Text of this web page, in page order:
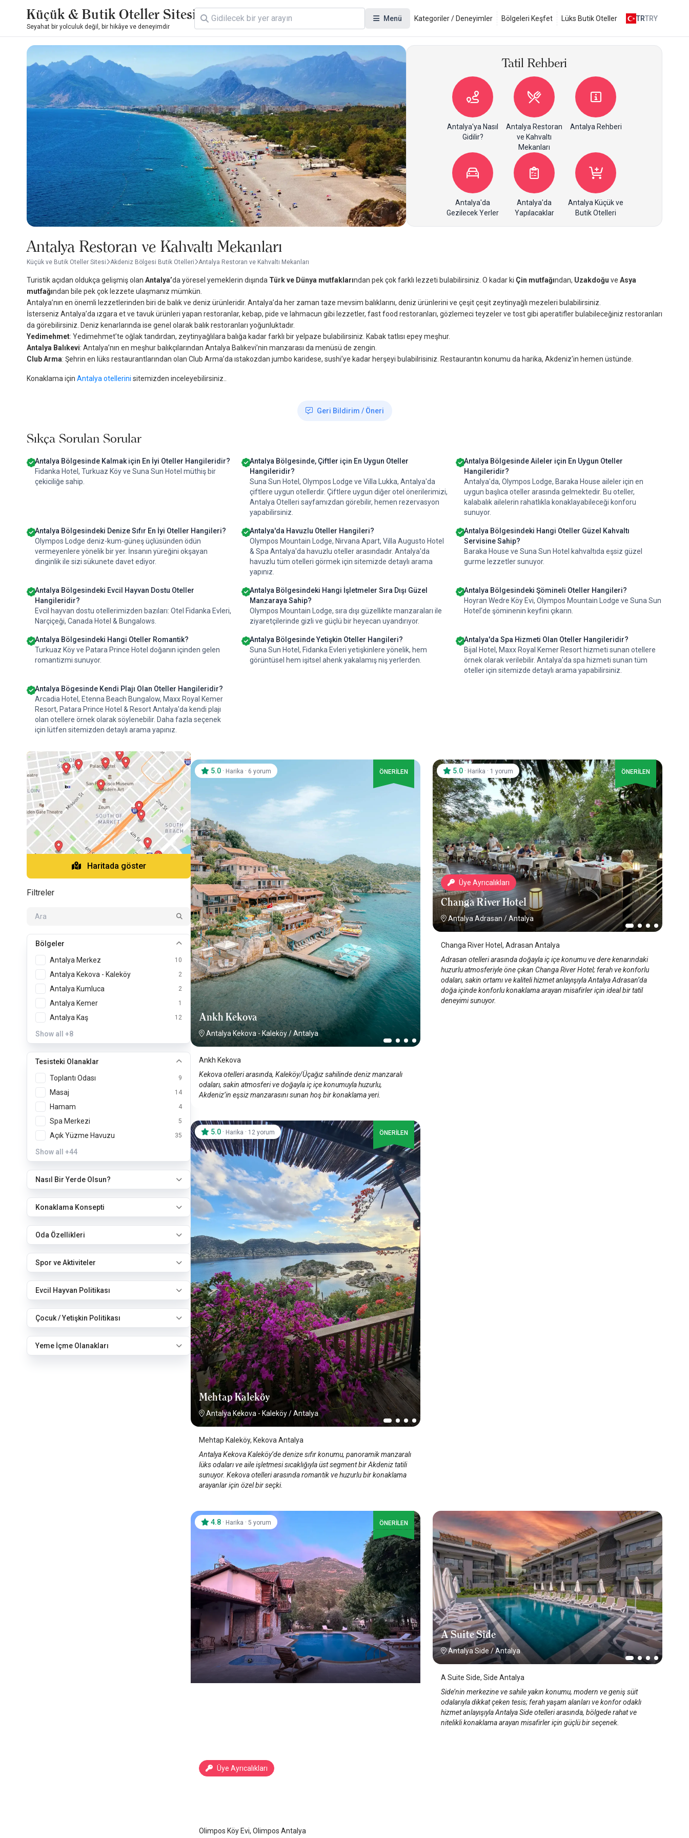
Küçük & Butik Oteller Sitesi
Seyahat bir yolculuk değil, bir hikâye ve deneyimdir
Menü Kategoriler / Deneyimler Bölgeleri Keşfet Lüks Butik Oteller TRTRY
Tatil Rehberi
Antalya'ya Nasıl
Gidilir?
Antalya Restoran
ve Kahvaltı
Mekanları
Antalya Rehberi
Antalya'da
Gezilecek Yerler
Antalya'da
Yapılacaklar
Antalya Küçük ve
Butik Otelleri
Antalya Restoran ve Kahvaltı Mekanları
Küçük ve Butik Oteller Sitesi Akdeniz Bölgesi Butik Otelleri Antalya Restoran ve Kahvaltı Mekanları
Turistik açıdan oldukça gelişmiş olan Antalya’da yöresel yemeklerin dışında Türk ve Dünya mutfaklarından pek çok farklı lezzeti bulabilirsiniz. O kadar ki Çin mutfağından, Uzakdoğu ve Asya
mutfağından bile pek çok lezzete ulaşmanız mümkün.
Antalya’nın en önemli lezzetlerinden biri de balık ve deniz ürünleridir. Antalya’da her zaman taze mevsim balıklarını, deniz ürünlerini ve çeşit çeşit zeytinyağlı mezeleri bulabilirsiniz.
İsterseniz Antalya’da ızgara et ve tavuk ürünleri yapan restoranlar, kebap, pide ve lahmacun gibi lezzetler, fast food restoranları, gözlemeci teyzeler ve tost gibi aperatifler bulabileceğiniz restoranları
da görebilirsiniz. Deniz kenarlarında ise genel olarak balık restoranları yoğunluktadır.
Yedimehmet: Yedimehmet’te oğlak tandırdan, zeytinyağlılara balığa kadar farklı bir yelpaze bulabilirsiniz. Kabak tatlısı epey meşhur.
Antalya Balıkevi: Antalya’nın en meşhur balıkçılarından Antalya Balıkevi’nin manzarası da menüsü de zengin.
Club Arma: Şehrin en lüks restaurantlarından olan Club Arma’da ıstakozdan jumbo karidese, sushi’ye kadar herşeyi bulabilrisiniz. Restaurantın konumu da harika, Akdeniz'in hemen üstünde.
Konaklama için Antalya otellerini sitemizden inceleyebilirsiniz..
Geri Bildirim / Öneri
Sıkça Sorulan Sorular
Antalya Bölgesinde Kalmak için En İyi Oteller Hangileridir?
Fidanka Hotel, Turkuaz Köy ve Suna Sun Hotel müthiş bir
çekiciliğe sahip.
Antalya Bölgesinde, Çiftler için En Uygun Oteller
Hangileridir?
Suna Sun Hotel, Olympos Lodge ve Villa Lukka, Antalya'da
çiftlere uygun otellerdir. Çiftlere uygun diğer otel önerilerimizi,
Antalya Otelleri sayfamızdan görebilir, hemen rezervasyon
yapabilirsiniz.
Antalya Bölgesinde Aileler için En Uygun Oteller
Hangileridir?
Antalya'da, Olympos Lodge, Baraka House aileler için en
uygun başlıca oteller arasında gelmektedir. Bu oteller,
kalabalık ailelerin rahatlıkla konaklayabileceği konforu
sunuyor.
Antalya Bölgesindeki Denize Sıfır En İyi Oteller Hangileri?
Olympos Lodge deniz-kum-güneş üçlüsünden ödün
vermeyenlere yönelik bir yer. İnsanın yüreğini okşayan
dinginlik ile sizi sükunete davet ediyor.
Antalya'da Havuzlu Oteller Hangileri?
Olympos Mountain Lodge, Nirvana Apart, Villa Augusto Hotel
& Spa Antalya'da havuzlu oteller arasındadır. Antalya'da
havuzlu tüm otelleri görmek için sitemizde detaylı arama
yapınız.
Antalya Bölgesindeki Hangi Oteller Güzel Kahvaltı
Servisine Sahip?
Baraka House ve Suna Sun Hotel kahvaltıda eşsiz güzel
gurme lezzetler sunuyor.
Antalya Bölgesindeki Evcil Hayvan Dostu Oteller
Hangileridir?
Evcil hayvan dostu otellerimizden bazıları: Otel Fidanka Evleri,
Narçiçeği, Canada Hotel & Bungalows.
Antalya Bölgesindeki Hangi İşletmeler Sıra Dışı Güzel
Manzaraya Sahip?
Olympos Mountain Lodge, sıra dışı güzellikte manzaraları ile
ziyaretçilerinde gizli ve güçlü bir heyecan uyandırıyor.
Antalya Bölgesindeki Şömineli Oteller Hangileri?
Hoyran Wedre Köy Evi, Olympos Mountain Lodge ve Suna Sun
Hotel'de şöminenin keyfini çıkarın.
Antalya Bölgesindeki Hangi Oteller Romantik?
Turkuaz Köy ve Patara Prince Hotel doğanın içinden gelen
romantizmi sunuyor.
Antalya Bölgesinde Yetişkin Oteller Hangileri?
Suna Sun Hotel, Fidanka Evleri yetişkinlere yönelik, hem
görüntüsel hem işitsel ahenk yakalamış niş yerlerden.
Antalya'da Spa Hizmeti Olan Oteller Hangileridir?
Bijal Hotel, Maxx Royal Kemer Resort hizmeti sunan otellere
örnek olarak verilebilir. Antalya'da spa hizmeti sunan tüm
oteller için sitemizde detaylı arama yapabilirsiniz.
Antalya Bögesinde Kendi Plajı Olan Oteller Hangileridir?
Arcadia Hotel, Etenna Beach Bungalow, Maxx Royal Kemer
Resort, Patara Prince Hotel & Resort Antalya'da kendi plajı
olan otellere örnek olarak söylenebilir. Daha fazla seçenek
için lütfen sitemizden detaylı arama yapınız.
Haritada göster
Filtreler
Bölgeler
Antalya Merkez
10
Antalya Kekova - Kaleköy 2
Antalya Kumluca 2
Antalya Kemer 1
Antalya Kaş 12
Show all +8
Tesisteki Olanaklar
Toplantı Odası
9
Masaj 14
Hamam 4
Spa Merkezi 5
Açık Yüzme Havuzu 35
Show all +44
Nasıl Bir Yerde Olsun?
Konaklama Konsepti
Oda Özellikleri
Spor ve Aktiviteler
Evcil Hayvan Politikası
Çocuk / Yetişkin Politikası
Yeme İçme Olanakları
Ankh Kekova
Antalya Kekova - Kaleköy/Antalya
5.0 · Harika · 6 yorum ÖNERİLEN
Ankh Kekova
Kekova otelleri arasında, Kaleköy/Üçağız sahilinde deniz manzaralı
odaları, sakin atmosferi ve doğayla iç içe konumuyla huzurlu,
Akdeniz’in eşsiz manzarasını sunan hoş bir konaklama yeri.
Üye Ayrıcalıkları
Changa River Hotel
Antalya Adrasan /Antalya
5.0 · Harika · 1 yorum ÖNERİLEN
Changa River Hotel, Adrasan Antalya
Adrasan otelleri arasında doğayla iç içe konumu ve dere kenarındaki
huzurlu atmosferiyle öne çıkan Changa River Hotel; ferah ve konforlu
odaları, sakin ortamı ve kaliteli hizmet anlayışıyla Antalya Adrasan’da
doğa içinde konforlu konaklama arayan misafirler için ideal bir tatil
deneyimi sunuyor.
Mehtap Kaleköy
Antalya Kekova - Kaleköy/Antalya
5.0 · Harika · 12 yorum ÖNERİLEN
Mehtap Kaleköy, Kekova Antalya
Antalya Kekova Kaleköy’de denize sıfır konumu, panoramik manzaralı
lüks odaları ve aile işletmesi sıcaklığıyla üst segment bir Akdeniz tatili
sunuyor. Kekova otelleri arasında romantik ve huzurlu bir konaklama
arayanlar için özel bir seçki.
Üye Ayrıcalıkları
4.8 · Harika · 5 yorum ÖNERİLEN
Olimpos Köy Evi, Olimpos Antalya
A Suite Side
Antalya Side/Antalya
A Suite Side, Side Antalya
Side’nin merkezine ve sahile yakın konumu, modern ve geniş süit
odalarıyla dikkat çeken tesis; ferah yaşam alanları ve konfor odaklı
hizmet anlayışıyla Antalya Side otelleri arasında, bölgede rahat ve
nitelikli konaklama arayan misafirler için güçlü bir seçenek.